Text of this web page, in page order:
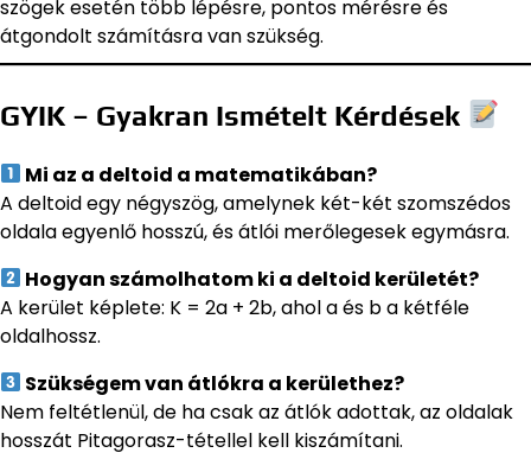
szögek esetén több lépésre, pontos mérésre és
átgondolt számításra van szükség.
GYIK – Gyakran Ismételt Kérdések
Mi az a deltoid a matematikában?
A deltoid egy négyszög, amelynek két-két szomszédos
oldala egyenlő hosszú, és átlói merőlegesek egymásra.
Hogyan számolhatom ki a deltoid kerületét?
A kerület képlete: K = 2a + 2b, ahol a és b a kétféle
oldalhossz.
Szükségem van átlókra a kerülethez?
Nem feltétlenül, de ha csak az átlók adottak, az oldalak
hosszát Pitagorasz-tétellel kell kiszámítani.